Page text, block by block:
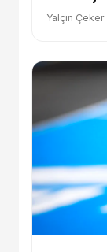
Yalçın Çeker